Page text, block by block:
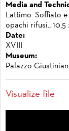
Media and
Lattimo. Soffiato
opachi rifusi., 10,5
Date:
XVIII
Museum:
Palazzo
Visualize file